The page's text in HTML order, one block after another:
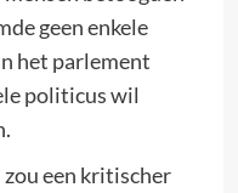
geen enkele
het parlement
politicus wil
zou een kritischer